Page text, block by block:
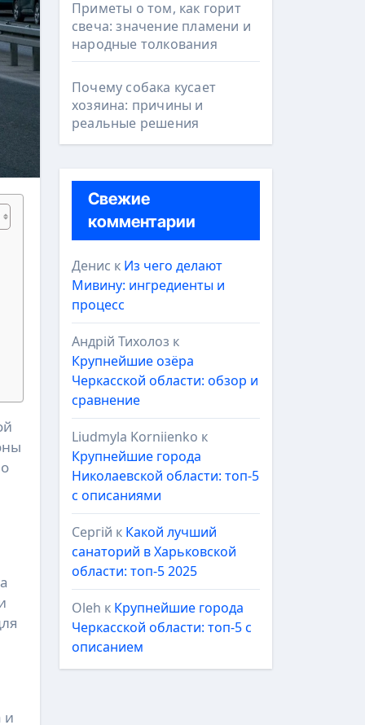
и
Приметы о том, как горит
свеча: значение пламени и
народные толкования
Почему собака кусает
хозяина: причины и
реальные решения
Свежие
комментарии
Денис к Из чего делают
Мивину: ингредиенты и
процесс
Андрій Тихолоз к
Крупнейшие озёра
Черкасской области: обзор и
сравнение
Liudmyla Korniienko к
Крупнейшие города
Николаевской области: топ-5
с описаниями
Сергій к Какой лучший
санаторий в Харьковской
области: топ-5 2025
Oleh к Крупнейшие города
Черкасской области: топ-5 с
описанием